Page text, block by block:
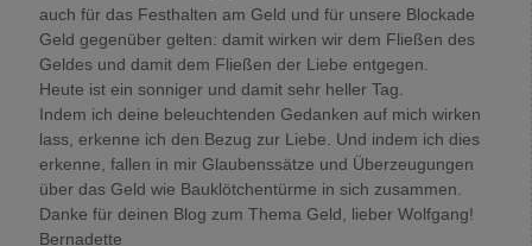
auch für das Festhalten am Geld und für unsere Blockade
Geld gegenüber gelten: damit wirken wir dem Fließen des
Geldes und damit dem Fließen der Liebe entgegen.
Heute ist ein sonniger und damit sehr heller Tag.
Indem ich deine beleuchtenden Gedanken auf mich wirken
lass, erkenne ich den Bezug zur Liebe. Und indem ich dies
erkenne, fallen in mir Glaubenssätze und Überzeugungen
über das Geld wie Bauklötchentürme in sich zusammen.
Danke für deinen Blog zum Thema Geld, lieber Wolfgang!
Bernadette